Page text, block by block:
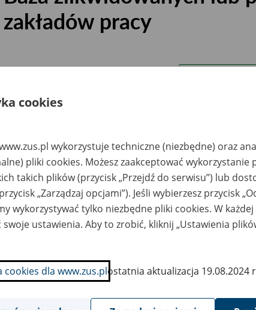
zakładów pracy
Wszystkie uwagi można przesyłać poprzez
Wyświetl wszystkie
cookies
wykorzystuje techniczne (niezbędne) oraz
pliki cookies. Możesz zaakceptować wykorzystanie
takich plików (przycisk „Przejdź do serwisu”) lub
„Zarządzaj opcjami”). Jeśli wybierzesz przycisk
wykorzystywać tylko niezbędne pliki cookies. W
swoje ustawienia. Aby to zrobić, kliknij „Ustawienia
cookies dla www.zus.plostatnia aktualizacja 19.08.2024